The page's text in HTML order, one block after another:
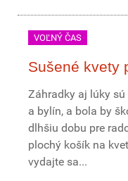
VOĽNÝ ČAS
Sušené kvety
Záhradky aj lúky
a bylín, a bola by
dlhšiu dobu pre
plochý košík na
vydajte sa...